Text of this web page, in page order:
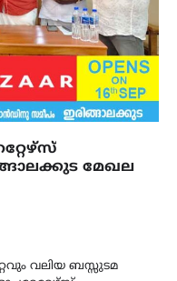
മേഖല
വലിയ ബസ്സുടമ